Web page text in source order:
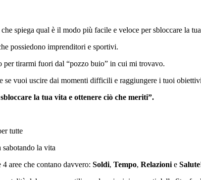
spiega qual è il modo più facile e veloce per sbloccare la
possiedono imprenditori e sportivi.
per tirarmi fuori dal “pozzo buio” in cui mi trovavo.
se vuoi uscire dai momenti difficili e raggiungere i tuoi
la tua vita e ottenere ciò che meriti”.
tutte
sabotando la vita
aree che contano davvero: Soldi, Tempo, Relazioni e Salute